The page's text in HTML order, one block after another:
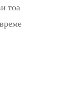
тоа